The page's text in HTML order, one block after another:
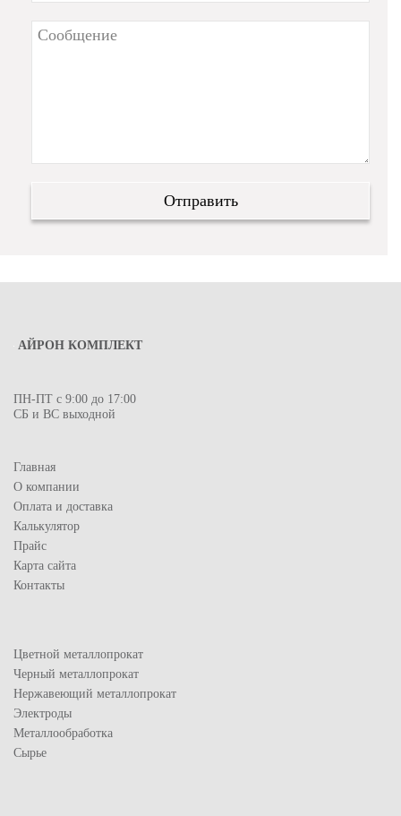
АЙРОН КОМПЛЕКТ
ПН-ПТ с 9:00 до 17:00
СБ и ВС выходной
Главная
О компании
Оплата и доставка
Калькулятор
Прайс
Карта сайта
Контакты
Цветной металлопрокат
Черный металлопрокат
Нержавеющий металлопрокат
Электроды
Металлообработка
Сырье